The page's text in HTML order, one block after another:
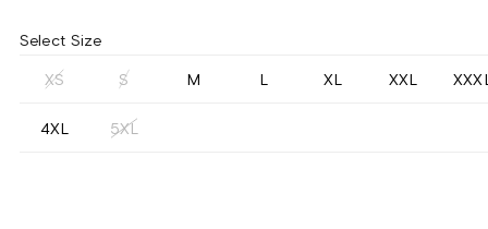
Select Size
XS S M L XL XXL
4XL 5XL